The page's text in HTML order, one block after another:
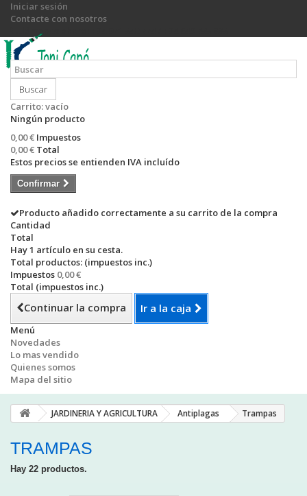
Iniciar sesión
Contacte con nosotros
Llámanos ahora:
Buscar
Carrito:vacío
Ningún producto
0,00 € Impuestos
0,00 € Total
Estos precios se entienden IVA incluído
Confirmar
Producto añadido correctamente a su carrito de la compra
Cantidad
Total
Hay 1 artículo en su cesta.
Total productos: (impuestos inc.)
Impuestos 0,00 €
Total (impuestos inc.)
Continuar la compra Ir a la caja
Menú
Novedades
Lo mas vendido
Quienes somos
Mapa del sitio
JARDINERIA Y AGRICULTURA Antiplagas Trampas
TRAMPAS
Hay 22 productos.